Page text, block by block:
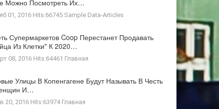
Можно Посмотреть Их…
01, 2016 Hits:66745 Sample Data-Articles
Супермаркетов Coop Перестанет Продавать
Из Клетки" К 2020…
08, 2016 Hits:64461 Главная
Улицы В Копенгагене Будут Называть В Честь
И…
20, 2016 Hits:63974 Главная